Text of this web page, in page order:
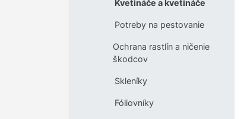
Kvetináče a kvetináče
Potreby na pestovanie
Ochrana rastlín a ničenie
škodcov
Skleníky
Fóliovníky